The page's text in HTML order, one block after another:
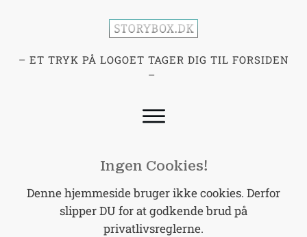
– ET TRYK PÅ LOGOET TAGER DIG TIL FORSIDEN
–
Ingen Cookies!
Denne hjemmeside bruger ikke cookies. Derfor
slipper DU for at godkende brud på
privatlivsreglerne.